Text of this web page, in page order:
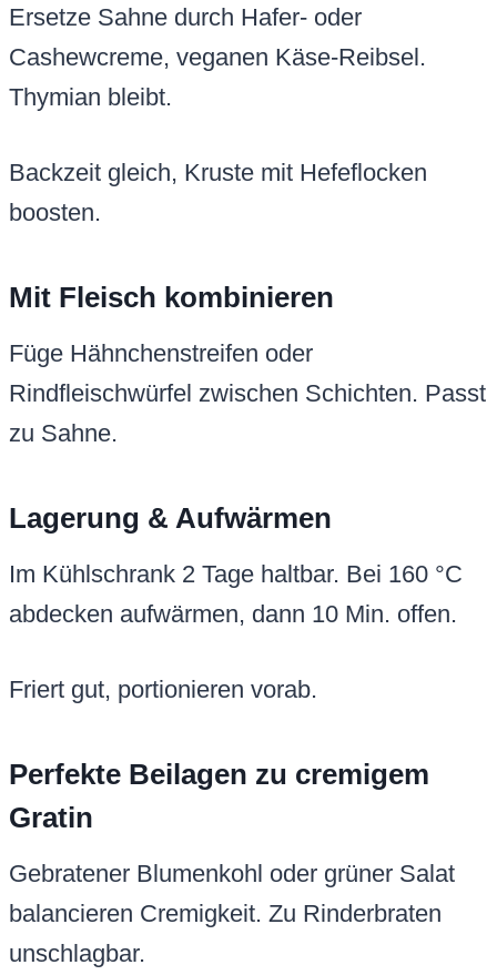
Ersetze Sahne durch Hafer- oder
Cashewcreme, veganen Käse-Reibsel.
Thymian bleibt.
Backzeit gleich, Kruste mit Hefeflocken
boosten.
Mit Fleisch kombinieren
Füge Hähnchenstreifen oder
Rindfleischwürfel zwischen Schichten. Passt
zu Sahne.
Lagerung & Aufwärmen
Im Kühlschrank 2 Tage haltbar. Bei 160 °C
abdecken aufwärmen, dann 10 Min. offen.
Friert gut, portionieren vorab.
Perfekte Beilagen zu cremigem
Gratin
Gebratener Blumenkohl oder grüner Salat
balancieren Cremigkeit. Zu Rinderbraten
unschlagbar.